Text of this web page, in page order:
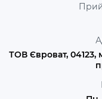
ТОВ Євроват, 04123,